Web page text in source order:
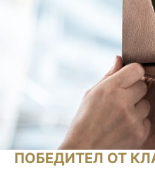
ПОБЕДИТЕЛ ОТ